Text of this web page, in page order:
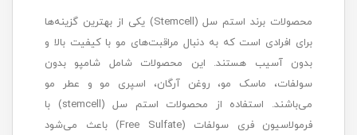
محصولات برند استم سل (Stemcell) یکی از بهترین گزینه‌ها
برای افرادی است که به دنبال مراقبت‌های مو با کیفیت بالا و
بدون آسیب هستند. این محصولات شامل شامپو بدون
سولفات، ماسک مو، روغن آرگان، اسپری مو و عطر مو
می‌باشند. استفاده از محصولات استم سل (stemcell) با
فرمولاسیون فری سولفات (Free Sulfate) باعث می‌شود